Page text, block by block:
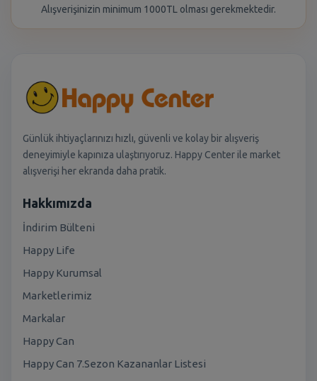
Alışverişinizin minimum 1000TL olması gerekmektedir.
Günlük ihtiyaçlarınızı hızlı, güvenli ve kolay bir alışveriş
deneyimiyle kapınıza ulaştırıyoruz. Happy Center ile market
alışverişi her ekranda daha pratik.
Hakkımızda
İndirim Bülteni
Happy Life
Happy Kurumsal
Marketlerimiz
Markalar
Happy Can
Happy Can 7.Sezon Kazananlar Listesi